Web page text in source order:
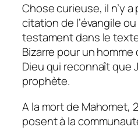
Chose curieuse, il n’y
citation de l’évangile
testament dans le
Bizarre pour un homme
Dieu qui reconnaît que
prophète.
A la mort de Mahomet,
posent à la